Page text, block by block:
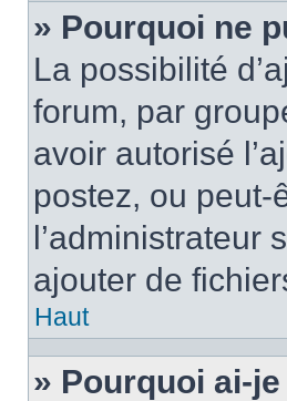
» Pourquoi ne
La possibilité
forum, par
avoir autorisé
postez, ou
l’administrateur
ajouter de
Haut
» Pourquoi ai-